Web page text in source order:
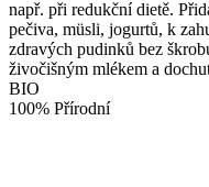
např. při redukční dietě.
pečiva, müsli, jogurtů, k
zdravých pudinků bez
živočišným mlékem a
BIO
100% Přírodní